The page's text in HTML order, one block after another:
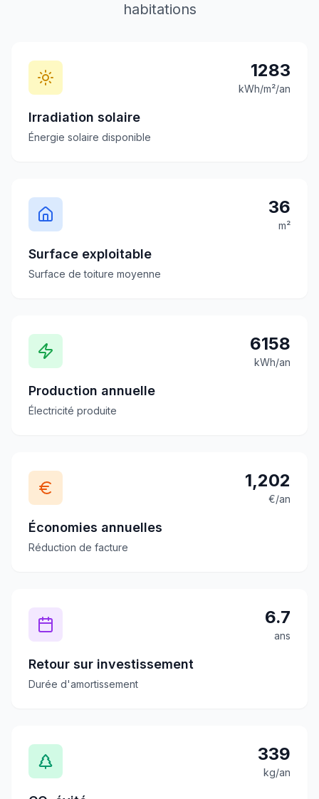
habitations
1283
kWh/m²/an
Irradiation solaire
Énergie solaire disponible
36
m²
Surface exploitable
Surface de toiture moyenne
6158
kWh/an
Production annuelle
Électricité produite
1,202
€/an
Économies annuelles
Réduction de facture
6.7
ans
Retour sur investissement
Durée d'amortissement
339
kg/an